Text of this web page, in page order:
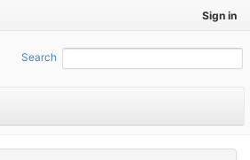
Sign in
Search